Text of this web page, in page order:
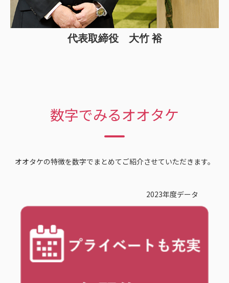
代表取締役 大竹 裕
数字でみるオオタケ
オオタケの特徴を数字でまとめてご紹介させていただきます。
2023年度データ